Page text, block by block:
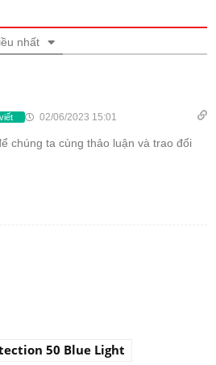
nhất
02/06/2023 15:01
chúng ta cùng thảo luận và trao đổi
50 Blue Light